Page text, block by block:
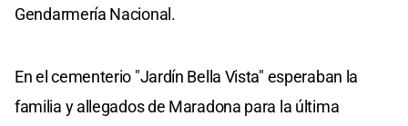
Gendarmería Nacional.
En el cementerio "Jardín Bella Vista" esperaban la
familia y allegados de Maradona para la última